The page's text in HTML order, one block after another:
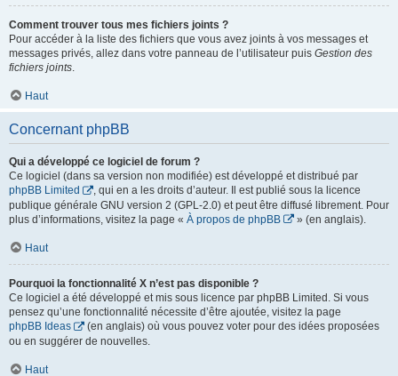
Comment trouver tous mes fichiers joints ?
Pour accéder à la liste des fichiers que vous avez joints à vos messages et
messages privés, allez dans votre panneau de l’utilisateur puis Gestion des
fichiers joints.
Haut
Concernant phpBB
Qui a développé ce logiciel de forum ?
Ce logiciel (dans sa version non modifiée) est développé et distribué par
phpBB Limited
, qui en a les droits d’auteur. Il est publié sous la licence
publique générale GNU version 2 (GPL-2.0) et peut être diffusé librement. Pour
plus d’informations, visitez la page « À propos de phpBB » (en anglais).
Haut
Pourquoi la fonctionnalité X n’est pas disponible ?
Ce logiciel a été développé et mis sous licence par phpBB Limited. Si vous
pensez qu’une fonctionnalité nécessite d’être ajoutée, visitez la page
phpBB Ideas
(en anglais) où vous pouvez voter pour des idées proposées
ou en suggérer de nouvelles.
Haut